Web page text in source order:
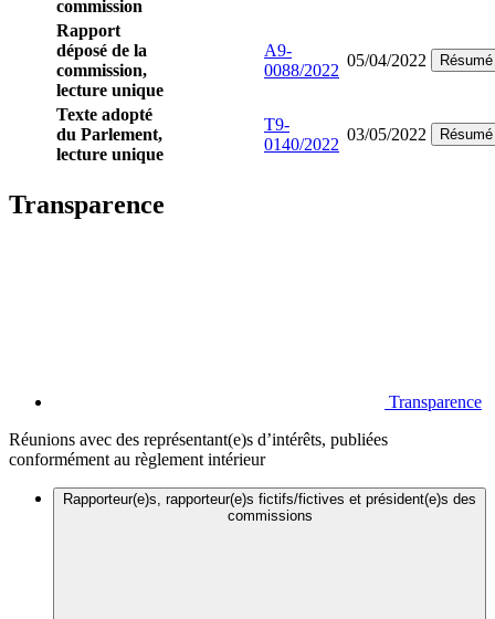
commission
Rapport
déposé de la
commission,
lecture unique
A9-
0088/2022
05/04/2022 Résumé
Texte adopté
du Parlement,
lecture unique
T9-
0140/2022
03/05/2022 Résumé
Transparence
Transparence
Réunions avec des représentant(e)s d’intérêts, publiées
conformément au règlement intérieur
Rapporteur(e)s, rapporteur(e)s fictifs/fictives et président(e)s des
commissions